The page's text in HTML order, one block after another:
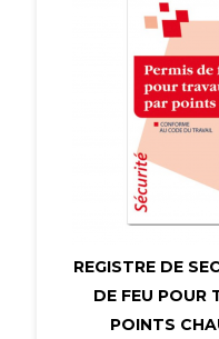


REGISTRE DE
DE FEU POUR
POINTS